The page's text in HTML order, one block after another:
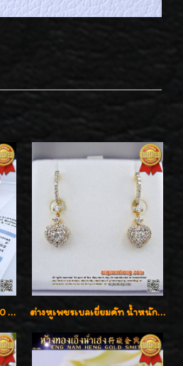
ต่างหูเพชรเม็ดเดี่ยว เม็ดละ 50 สตางค์ คู่ละ 1 กะรัต เพชรเบลเยี่ยมคัท น้ำ 98 F-Color/ VVS2 / 3EX พร้อมใบเซอร์สถาบัน GIA มาตรฐานสากลค่ะ ต่างหูเพชรเบลเยี่ยมคัท น้ำหนักเพชร 0.99 กะรัต ต่างหูห้อยตุ้งติ้งหัวใจสวยน่ารักใส่ได้ทุกวันค่ะ